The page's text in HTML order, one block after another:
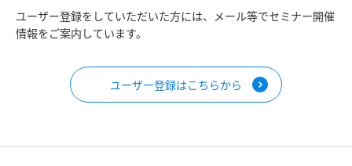
ユーザー登録をしていただいた方には、メール等でセミナー開催
情報をご案内しています。
ユーザー登録はこちらから